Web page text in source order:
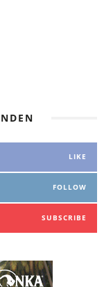
LIKE
FOLLOW
SUBSCRIBE